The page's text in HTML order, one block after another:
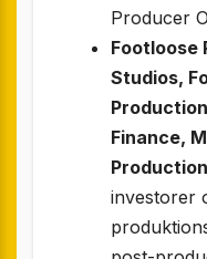
Producer
Footloose
Studios,
Finance,
investorer